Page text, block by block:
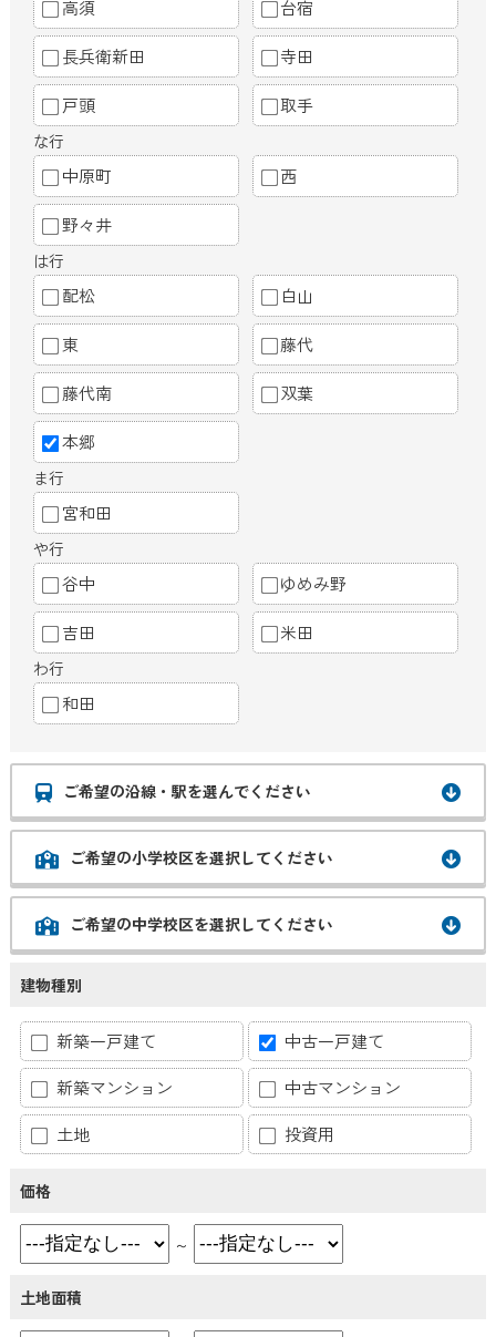
高須 台宿
長兵衛新田 寺田
戸頭 取手
な行
中原町 西
野々井
は行
配松 白山
東 藤代
藤代南 双葉
本郷
ま行
宮和田
や行
谷中 ゆめみ野
吉田 米田
わ行
和田
ご希望の沿線・駅を選んでください
ご希望の小学校区を選択してください
ご希望の中学校区を選択してください
建物種別
新築一戸建て
中古一戸建て
新築マンション
中古マンション
土地
投資用
価格
～
土地面積